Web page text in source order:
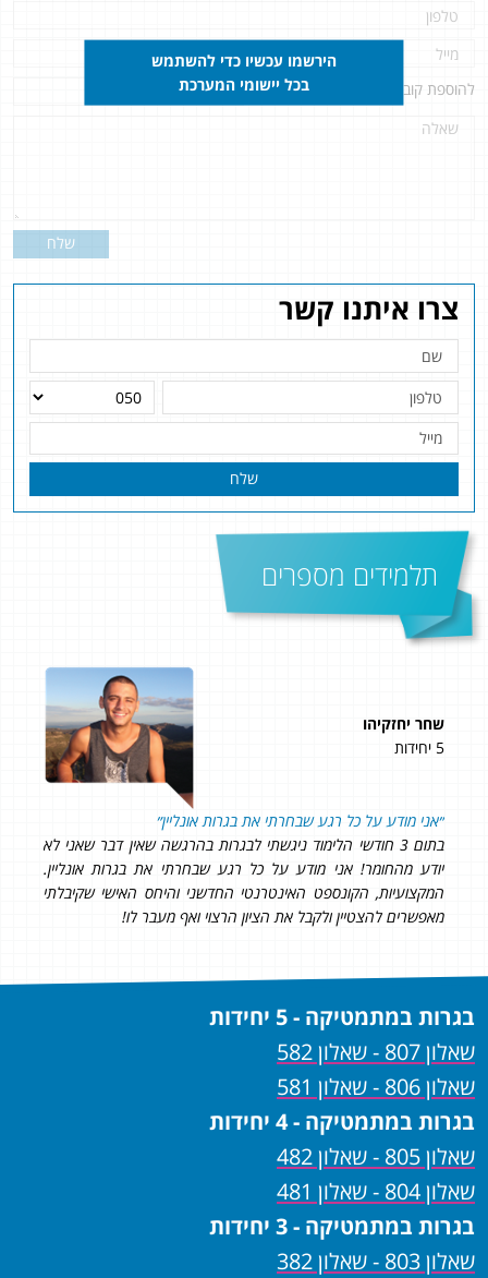
צרו איתנו קשר
שלח
תלמידים מספרים
שחר יחזקיהו
5 יחידות
״אני מודע על כל רגע שבחרתי את בגרות אונליין״
בתום 3 חודשי הלימוד ניגשתי לבגרות בהרגשה שאין דבר שאני לא
יודע מהחומר! אני מודע על כל רגע שבחרתי את בגרות אונליין.
המקצועיות, הקונספט האינטרנטי החדשני והיחס האישי שקיבלתי
מאפשרים להצטיין ולקבל את הציון הרצוי ואף מעבר לו!
להוספת קובץ
שלח
הירשמו עכשיו כדי להשתמש
בכל יישומי המערכת
בגרות במתמטיקה - 5 יחידות
שאלון 807 - שאלון 582
שאלון 806 - שאלון 581
בגרות במתמטיקה - 4 יחידות
שאלון 805 - שאלון 482
שאלון 804 - שאלון 481
בגרות במתמטיקה - 3 יחידות
שאלון 803 - שאלון 382